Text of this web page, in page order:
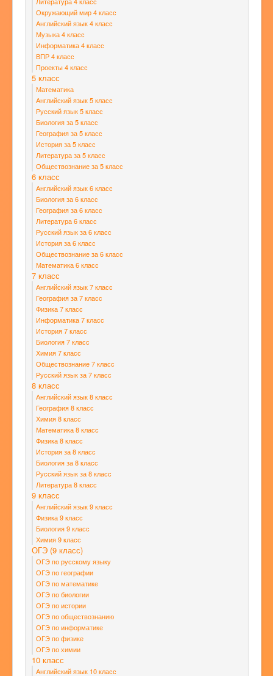
Окружающий мир 4 класс
Английский язык 4 класс
Музыка 4 класс
Информатика 4 класс
ВПР 4 класс
Проекты 4 класс
5 класс
Математика
Английский язык 5 класс
Русский язык 5 класс
Биология за 5 класс
География за 5 класс
История за 5 класс
Литература за 5 класс
Обществознание за 5 класс
6 класс
Английский язык 6 класс
Биология за 6 класс
География за 6 класс
Литература 6 класс
Русский язык за 6 класс
История за 6 класс
Обществознание за 6 класс
Математика 6 класс
7 класс
Английский язык 7 класс
География за 7 класс
Физика 7 класс
Информатика 7 класс
История 7 класс
Биология 7 класс
Химия 7 класс
Обществознание 7 класс
Русский язык за 7 класс
8 класс
Английский язык 8 класс
География 8 класс
Химия 8 класс
Математика 8 класс
Физика 8 класс
История за 8 класс
Биология за 8 класс
Русский язык за 8 класс
Литература 8 класс
9 класс
Английский язык 9 класс
Физика 9 класс
Биология 9 класс
Химия 9 класс
ОГЭ (9 класс)
ОГЭ по русскому языку
ОГЭ по географии
ОГЭ по математике
ОГЭ по биологии
ОГЭ по истории
ОГЭ по обществознанию
ОГЭ по информатике
ОГЭ по физике
ОГЭ по химии
10 класс
Английский язык 10 класс